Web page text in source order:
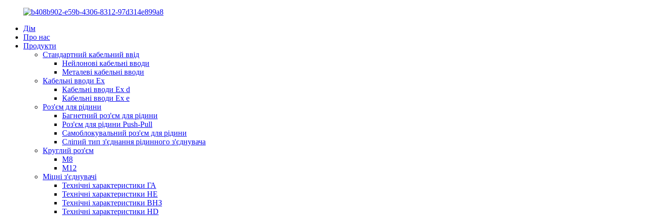
Дім
Про нас
Продукти
Стандартний кабельний ввід
Нейлонові кабельні вводи
Металеві кабельні вводи
Кабельні вводи Ex
Кабельні вводи Ex d
Кабельні вводи Ex e
Роз'єм для рідини
Багнетний роз'єм для рідини
Роз'єм для рідини Push-Pull
Самоблокувальний роз'єм для рідини
Сліпий тип з'єднання рідинного з'єднувача
Круглий роз'єм
M8
М12
Міцні з'єднувачі
Технічні характеристики ГА
Технічні характеристики HE
Технічні характеристики ВНЗ
Технічні характеристики HD